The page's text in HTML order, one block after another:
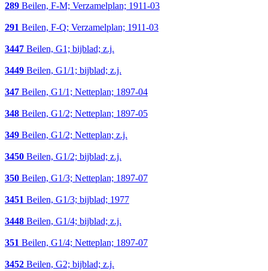
289 Beilen, F-M; Verzamelplan; 1911-03
291 Beilen, F-Q; Verzamelplan; 1911-03
3447 Beilen, G1; bijblad; z.j.
3449 Beilen, G1/1; bijblad; z.j.
347 Beilen, G1/1; Netteplan; 1897-04
348 Beilen, G1/2; Netteplan; 1897-05
349 Beilen, G1/2; Netteplan; z.j.
3450 Beilen, G1/2; bijblad; z.j.
350 Beilen, G1/3; Netteplan; 1897-07
3451 Beilen, G1/3; bijblad; 1977
3448 Beilen, G1/4; bijblad; z.j.
351 Beilen, G1/4; Netteplan; 1897-07
3452 Beilen, G2; bijblad; z.j.